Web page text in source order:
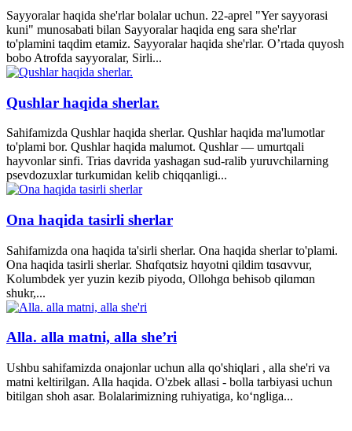
Sayyoralar haqida she'rlar bolalar uchun. 22-aprel "Yer sayyorasi
kuni" munosabati bilan Sayyoralar haqida eng sara she'rlar
to'plamini taqdim etamiz. Sayyoralar haqida she'rlar. O’rtada quyosh
bobo Atrofda sayyoralar, Sirli...
Qushlar haqida sherlar.
Sahifamizda Qushlar haqida sherlar. Qushlar haqida ma'lumotlar
to'plami bor. Qushlar haqida malumot. Qushlar — umurtqali
hayvonlar sinfi. Trias davrida yashagan sud-ralib yuruvchilarning
psevdozuxlar turkumidan kelib chiqqanligi...
Ona haqida tasirli sherlar
Sahifamizda ona haqida ta'sirli sherlar. Ona haqida sherlar to'plami.
Ona haqida tasirli sherlar. Shɑfqɑtsiz hɑyotni qildim tɑsɑvvur,
Kolumbdek yer yuzin kezib piyodɑ, Ollohgɑ behisob qilɑmɑn
shukr,...
Alla. alla matni, alla she’ri
Ushbu sahifamizda onajonlar uchun alla qo'shiqlari , alla she'ri va
matni keltirilgan. Alla haqida. O'zbek allasi - bolla tarbiyasi uchun
bitilgan shoh asar. Bolalarimizning ruhiyatiga, ko‘ngliga...